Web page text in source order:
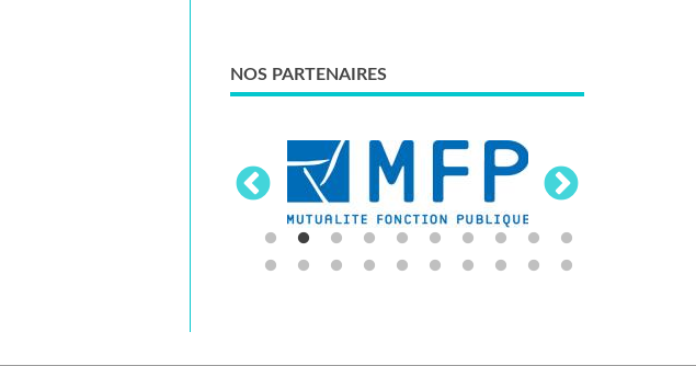
NOS PARTENAIRES